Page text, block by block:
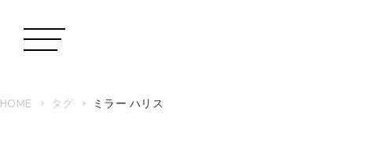
HOME タグ ミラー ハリス